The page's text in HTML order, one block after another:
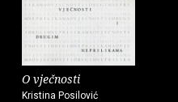
O vječnosti
Kristina Posilović